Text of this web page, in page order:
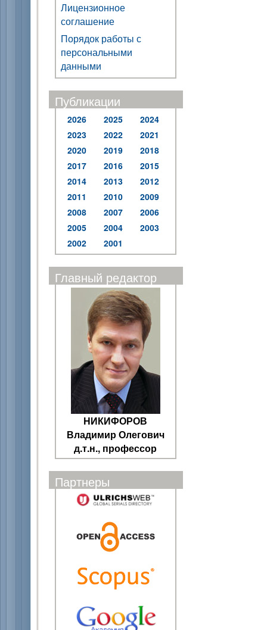
Лицензионное
соглашение
Порядок работы с
персональными
данными
Публикации
2026 2025
2024
2023
2022
2021
2020
2019
2018
2017
2016
2015
2014
2013
2012
2011
2010
2009
2008
2007
2006
2005
2004
2003
2002
2001
Главный редактор
НИКИФОРОВ
Владимир Олегович
д.т.н., профессор
Партнеры